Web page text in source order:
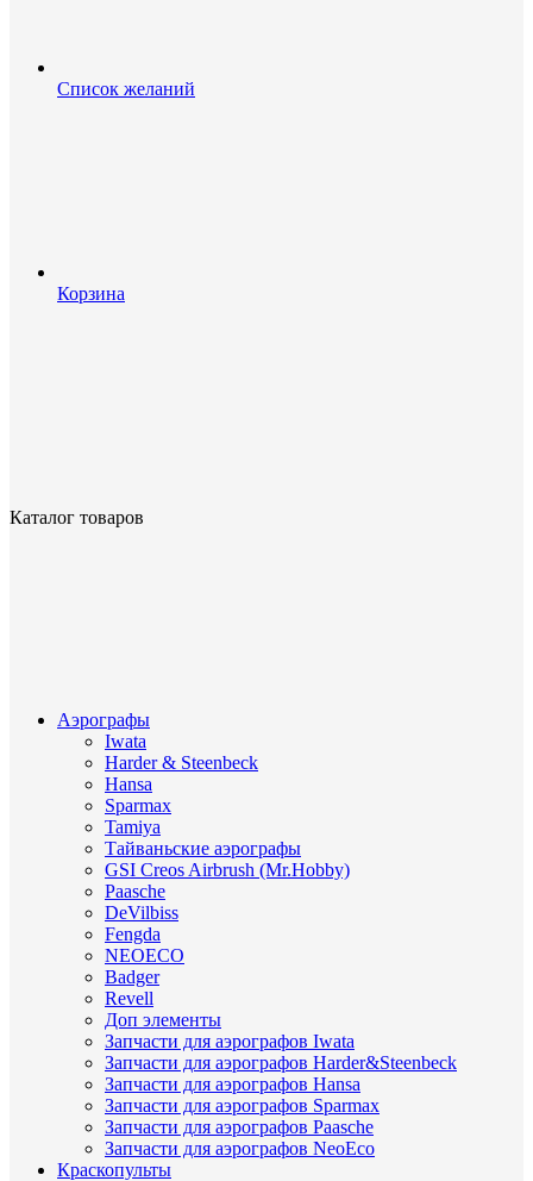
Список желаний
Корзина
Каталог товаров
Аэрографы
Iwata
Harder & Steenbeck
Hansa
Sparmax
Tamiya
Тайваньские аэрографы
GSI Creos Airbrush (Mr.Hobby)
Paasche
DeVilbiss
Fengda
NEOECO
Badger
Revell
Доп элементы
Запчасти для аэрографов Iwata
Запчасти для аэрографов Harder&Steenbeck
Запчасти для аэрографов Hansa
Запчасти для аэрографов Sparmax
Запчасти для аэрографов Paasche
Запчасти для аэрографов NeoEco
Краскопульты